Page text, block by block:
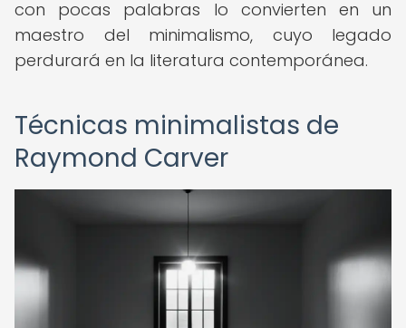
con pocas palabras lo convierten en un
maestro del minimalismo, cuyo legado
perdurará en la literatura contemporánea.
Técnicas minimalistas de
Raymond Carver